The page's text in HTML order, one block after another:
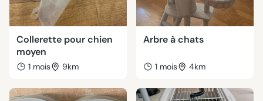
Collerette pour chien
moyen
1 mois 9km
Arbre à chats
1 mois 4km